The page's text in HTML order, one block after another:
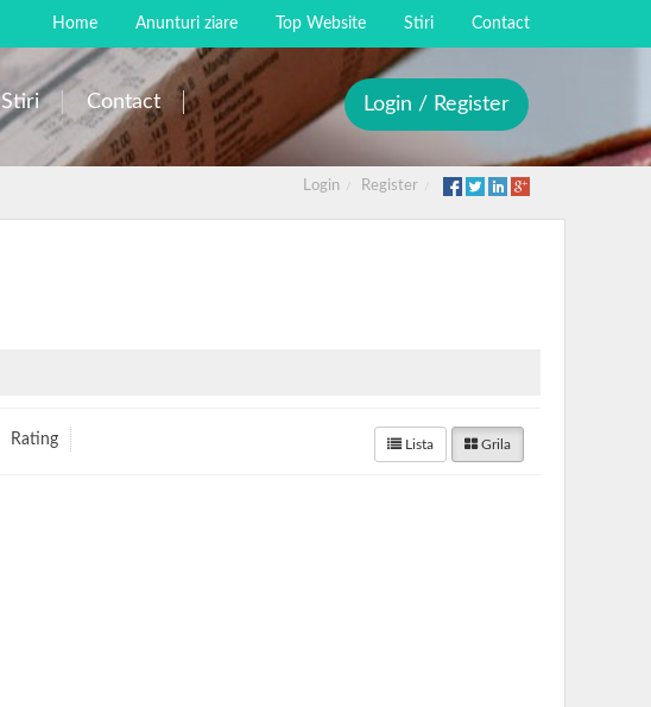
Home Anunturi ziare Top Website Stiri Contact
Stiri Contact Login / Register
Login Register
Rating Lista Grila